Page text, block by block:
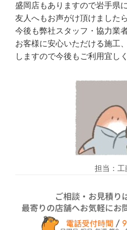
盛岡店もありますので岩手県
友人へもお声がけ頂けました
今後も弊社スタッフ・協力業
お客様に安心いただける施工
しますので今後もご利用宜し
担当：工